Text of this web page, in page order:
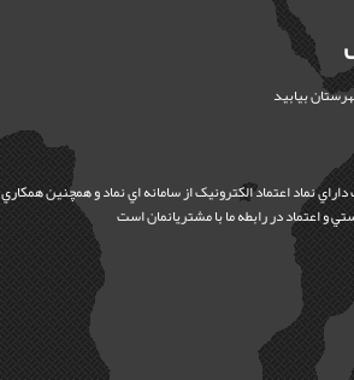
نماد اعتماد الکترونيک از سامانه اي نماد و همچنين همکاري